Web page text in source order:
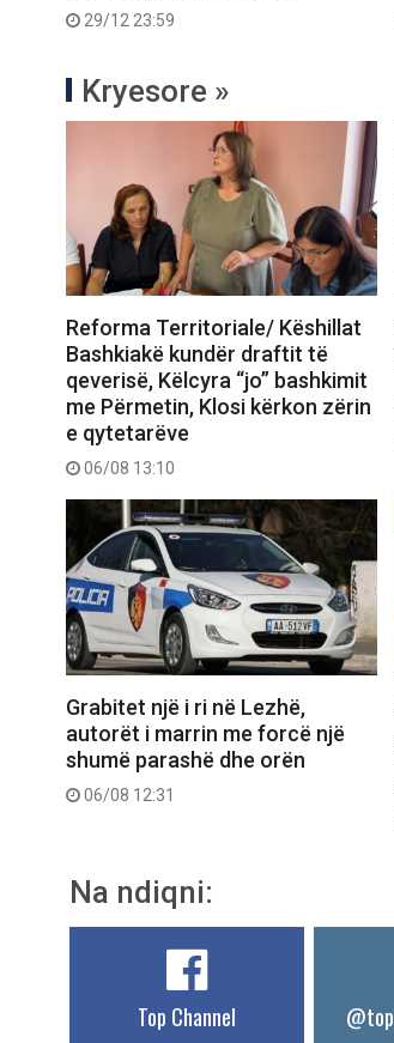
29/12 23:59
Kryesore »
Reforma Territoriale/ Këshillat
Bashkiakë kundër draftit të
qeverisë, Këlcyra “jo” bashkimit
me Përmetin, Klosi kërkon zërin
e qytetarëve
06/08 13:10
Grabitet një i ri në Lezhë,
autorët i marrin me forcë një
shumë parashë dhe orën
06/08 12:31
Na ndiqni:
Top Channel